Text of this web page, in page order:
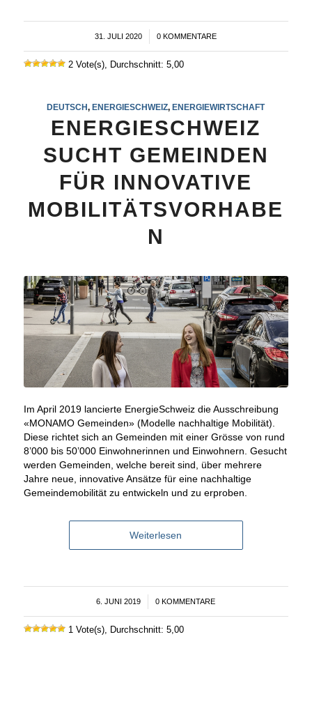
31. JULI 2020 0 KOMMENTARE
2 Vote(s), Durchschnitt: 5,00
DEUTSCH,ENERGIESCHWEIZ,ENERGIEWIRTSCHAFT
ENERGIESCHWEIZ
SUCHT GEMEINDEN
FÜR INNOVATIVE
MOBILITÄTSVORHABE
N
Im April 2019 lancierte EnergieSchweiz die Ausschreibung
«MONAMO Gemeinden» (Modelle nachhaltige Mobilität).
Diese richtet sich an Gemeinden mit einer Grösse von rund
8’000 bis 50’000 Einwohnerinnen und Einwohnern. Gesucht
werden Gemeinden, welche bereit sind, über mehrere
Jahre neue, innovative Ansätze für eine nachhaltige
Gemeindemobilität zu entwickeln und zu erproben.
Weiterlesen
6. JUNI 2019
/ 0 KOMMENTARE
1 Vote(s), Durchschnitt: 5,00